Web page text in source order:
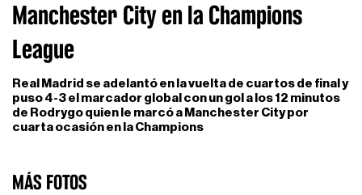
Manchester City en la Champions
League
Real Madrid se adelantó en la vuelta de cuartos de final y
puso 4-3 el marcador global con un gol a los 12 minutos
de Rodrygo quien le marcó a Manchester City por
cuarta ocasión en la Champions
MÁS FOTOS